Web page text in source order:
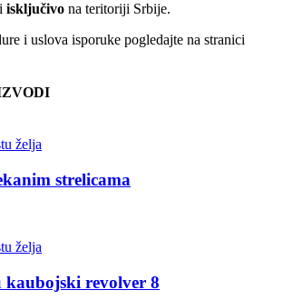
isključivo na teritoriji Srbije.
i uslova isporuke pogledajte na stranici
želja
strelicama
želja
kaubojski revolver 8